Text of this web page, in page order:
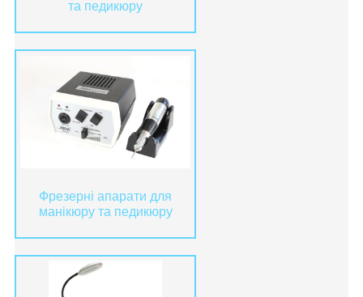
та педикюру
Фрезерні апарати для
манікюру та педикюру